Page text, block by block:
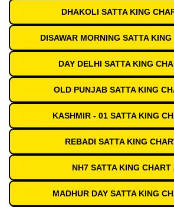
DHAKOLI SATTA KING
DISAWAR MORNING SATTA
DAY DELHI SATTA KING
OLD PUNJAB SATTA KING
KASHMIR - 01 SATTA KING
REBADI SATTA KING
NH7 SATTA KING CHART
MADHUR DAY SATTA KING